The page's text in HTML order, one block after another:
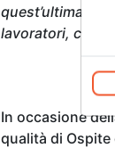
quest’ultima
lavoratori, con
In occasione
qualità di Ospite